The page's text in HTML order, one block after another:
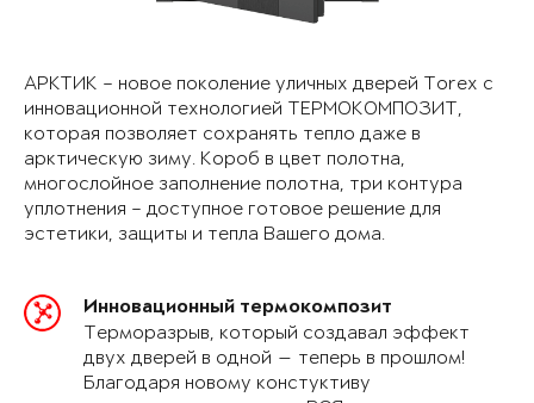
АРКТИК – новое поколение уличных дверей Torex с
инновационной технологией ТЕРМОКОМПОЗИТ,
которая позволяет сохранять тепло даже в
арктическую зиму. Короб в цвет полотна,
многослойное заполнение полотна, три контура
уплотнения – доступное готовое решение для
эстетики, защиты и тепла Вашего дома.
Инновационный термокомпозит
Терморазрыв, который создавал эффект
двух дверей в одной — теперь в прошлом!
Благодаря новому констуктиву